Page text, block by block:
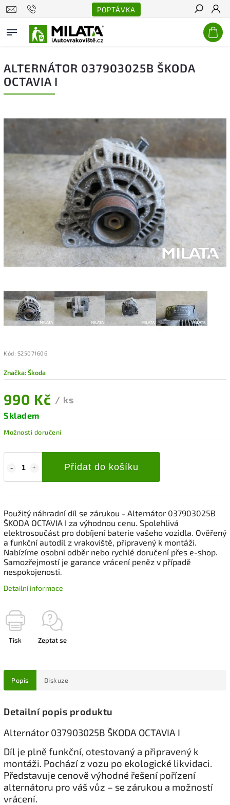
POPTÁVKA
Hledat
ALTERNÁTOR 037903025B ŠKODA
OCTAVIA I
Kód: S25071606
Značka:Škoda
990 Kč / ks
Skladem
Možnosti doručení
Přidat do košíku
Použitý náhradní díl se zárukou - Alternátor 037903025B
ŠKODA OCTAVIA I za výhodnou cenu. Spolehlivá
elektrosoučást pro dobíjení baterie vašeho vozidla. Ověřený
a funkční autodíl z vrakoviště, připravený k montáži.
Nabízíme osobní odběr nebo rychlé doručení přes e-shop.
Samozřejmostí je garance vrácení peněz v případě
nespokojenosti.
Detailní informace
Tisk Zeptat se
Popis Diskuze
Detailní popis produktu
Alternátor 037903025B ŠKODA OCTAVIA I
Díl je plně funkční, otestovaný a připravený k
montáži. Pochází z vozu po ekologické likvidaci.
Představuje cenově výhodné řešení pořízení
alternátoru pro váš vůz – se zárukou a možností
vrácení.